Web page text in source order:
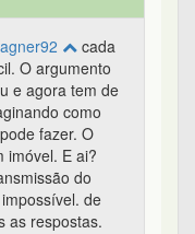
cada
O argumento
e agora tem de
como
fazer. O
imóvel. E ai?
do
de
as respostas.